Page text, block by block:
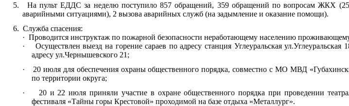
5.
На пульт ЕДДС за неделюпоступило 857 обращений, 359 обращений по вопросам ЖКХ
аварийными ситуациями), 2 вызова аварийныхслужб (на задымление и оказание помощи).
6. Служба спасения:
· Проводится инструктаж по пожарной безопасности неработающему населению
·
Осуществлен выезд на горение сараев по адресу станция Углеуральская
адресу ул.Чернышевского 21;
·
20 июля для обеспечения охраны общественного порядка, совместно с МО МВД
по территории округа;
·
20 и 22 июля приняли участие в охране общественного порядка при проведении
фестиваля «Тайны горы Крестовой» проходимой на базе отдыха «Металлург».